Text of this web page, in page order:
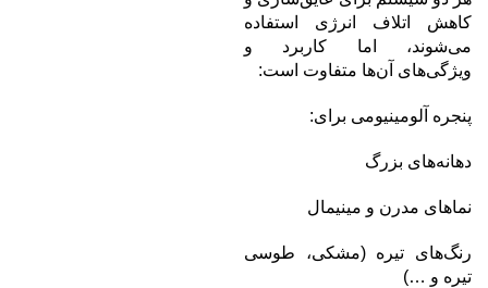
کاهش اتلاف انرژی استفاده
می‌شوند، اما کاربرد و
ویژگی‌های آن‌ها متفاوت است:
پنجره آلومینیومی برای:
دهانه‌های بزرگ
نماهای مدرن و مینیمال
رنگ‌های تیره (مشکی، طوسی
تیره و …)